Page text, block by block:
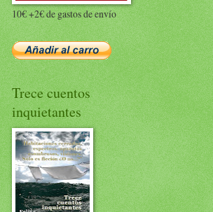
10€ +2€ de gastos de envío
Trece cuentos
inquietantes